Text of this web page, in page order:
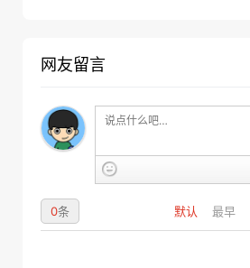
网友留言
默认 最早
0条